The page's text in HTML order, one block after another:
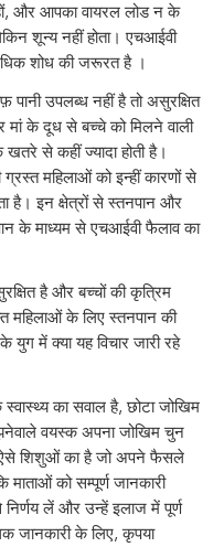
और आपका वायरल लोड न के
शून्य नहीं होता। एचआईवी
शोध की जरूरत है ।
उपलब्ध नहीं है तो असुरक्षित
मां के दूध से बच्चे को मिलने वाली
से कहीं ज्यादा होती है।
महिलाओं को इन्हीं कारणों से
है। इन क्षेत्रों से स्तनपान और
के माध्यम से एचआईवी फैलाव का
है और बच्चों की कृत्रिम
के लिए स्तनपान की
युग में क्या यह विचार जारी रहे
का सवाल है, छोटा जोखिम
वयस्क अपना जोखिम चुन
शिशुओं का है जो अपने फैसले
को सम्पूर्ण जानकारी
लें और उन्हें इलाज में पूर्ण
जानकारी के लिए, कृपया